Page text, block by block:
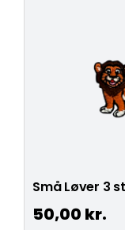
Små Løver 3
50,00 kr.